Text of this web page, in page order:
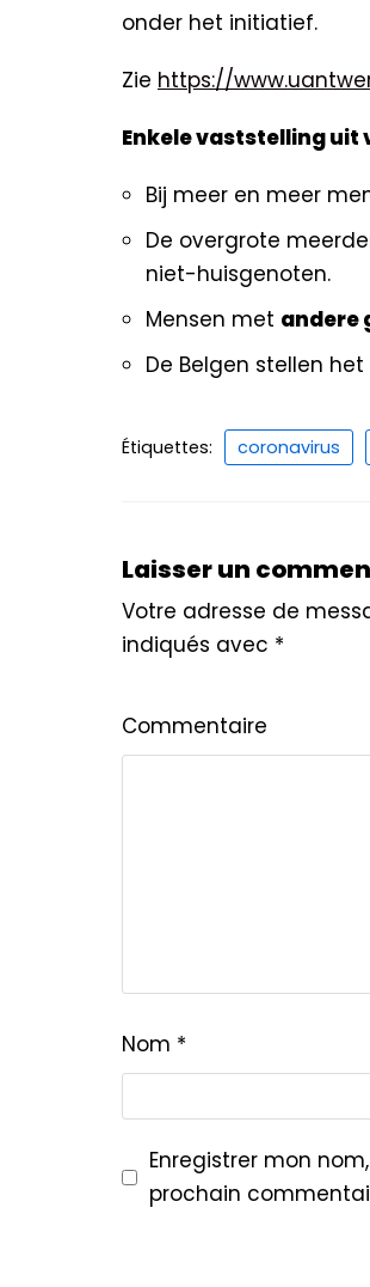
onder het initiatief.
Zie https://
Enkele vaststelling uit
Bij meer en meer
De overgrote
niet-huisgenoten.
Mensen met andere
De Belgen stellen
Étiquettes: coronavirus
Laisser un
Votre adresse de
indiqués avec *
Commentaire
Nom *
Enregistrer mon
prochain